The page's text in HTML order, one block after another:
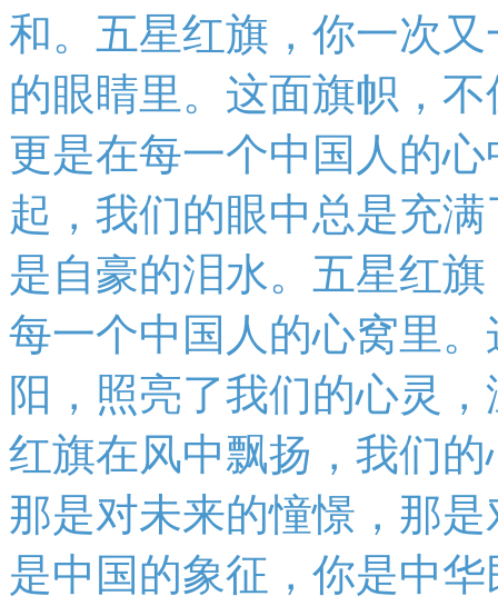
和。五星红旗，你一次
的眼睛里。这面旗帜，
更是在每一个中国人的
起，我们的眼中总是充
是自豪的泪水。五星红
每一个中国人的心窝里
阳，照亮了我们的心灵
红旗在风中飘扬，我们
那是对未来的憧憬，那
是中国的象征，你是中